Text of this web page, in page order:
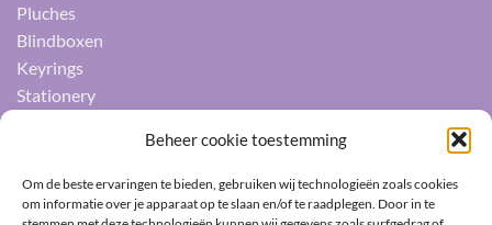
Beheer cookie toestemming
Om de beste ervaringen te bieden, gebruiken wij technologieën zoals cookies
om informatie over je apparaat op te slaan en/of te raadplegen. Door in te
Pluches
Blindboxen
Keyrings
Stationery
Umbrellas
Fans